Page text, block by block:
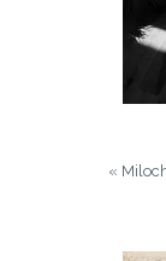
«